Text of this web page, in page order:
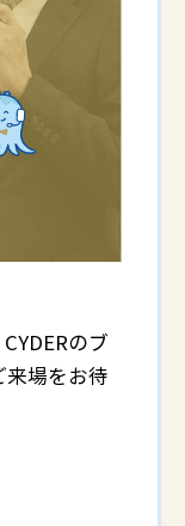
のブ
来場をお待